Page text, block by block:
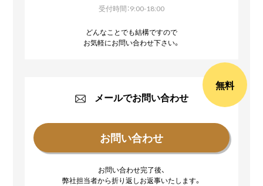
受付時間：9:00-18:00
どんなことでも結構ですので
お気軽にお問い合わせ下さい。
無料
メールでお問い合わせ
お問い合わせ完了後、
弊社担当者から折り返しお返事いたします。